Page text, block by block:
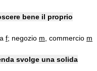
bene il proprio
f; negozio m , commercio m
svolge una solida